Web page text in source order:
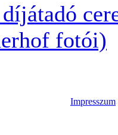
fotói)
Impresszum